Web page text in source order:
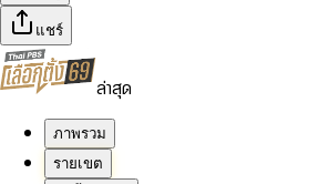
แชร์
ล่าสุด
ภาพรวม
รายเขต